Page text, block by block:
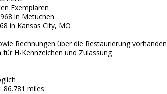
Exemplaren
in Metuchen
in Kansas City, MO
Rechnungen über die Restaurierung vorhanden
für H-Kennzeichen und Zulassung
86.781 miles